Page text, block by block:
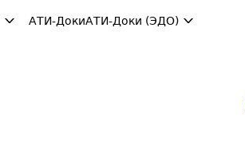
АТИ-ДокиАТИ-Доки (ЭДО)